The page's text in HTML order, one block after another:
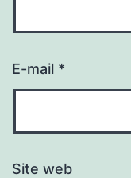
E-mail *
Site web